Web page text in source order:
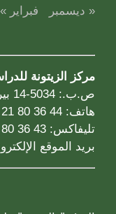
« ديسمبر
فبراير »
مركز الزيتونة
ص.ب.: 5034-14 بيروت – لبنان
هاتف: 44 36 80 21 00961
تليفاكس: 43 36 80 21 00961
بريد الموقع